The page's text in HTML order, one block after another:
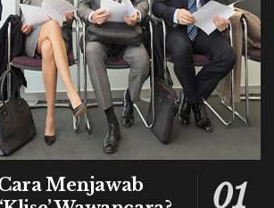
Menjawab